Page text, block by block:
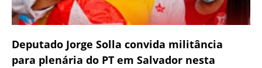
Deputado Jorge Solla convida militância
para plenária do PT em Salvador nesta